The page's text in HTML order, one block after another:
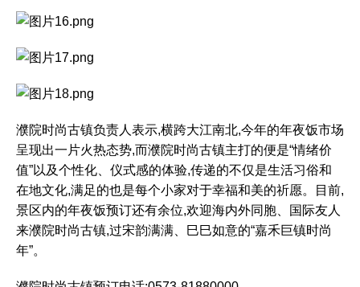
濮院时尚古镇负责人表示,横跨大江南北,今年的年夜饭市场
呈现出一片火热态势,而濮院时尚古镇主打的便是“情绪价
值”以及个性化、仪式感的体验,传递的不仅是生活习俗和
在地文化,满足的也是每个小家对于幸福和美的祈愿。目前,
景区内的年夜饭预订还有余位,欢迎海内外同胞、国际友人
来濮院时尚古镇,过宋韵满满、巳巳如意的“嘉禾巨镇时尚
年”。